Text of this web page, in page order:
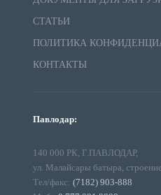
СТАТЬИ
ПОЛИТИКА
КОНТАКТЫ
Павлодар:
140 000 РК, Г.ПАВЛОДАР,
ул. Малайсары батыра,
Тел/факс: (7182) 903-888